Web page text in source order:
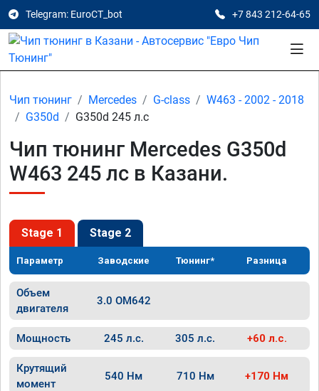
Telegram: EuroCT_bot +7 843 212-64-65
Чип тюнинг Mercedes G-class
W463 - 2002 - 2018
G350d
G350d 245 л.с
Чип тюнинг Mercedes G350d
W463 245 лс в Казани.
Stage 1 Stage 2
Параметр Заводские Тюнинг* Разница
Объем
двигателя
3.0 OM642
Мощность 245 л.с. 305 л.с. +60 л.с.
Крутящий
момент
540 Нм 710 Нм +170 Нм